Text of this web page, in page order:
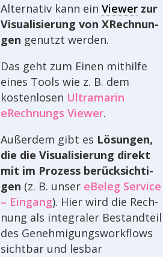
Alter­na­tiv kann ein Viewer zur
Visua­li­sie­rung von XRech­nun­
gen genutzt werden.
Das geht zum Einen mithilfe
eines Tools wie z. B. dem
kosten­lo­sen Ultra­ma­rin
eRech­nungs Viewer.
Außer­dem gibt es Lösun­gen,
die die Visua­li­sie­rung direkt
mit im Prozess berück­sich­ti­
gen (z. B. unser eBeleg Service
– Eingang). Hier wird die Rech­
nung als inte­gra­ler Bestand­teil
des Geneh­mi­gungs­work­flows
sicht­bar und lesbar